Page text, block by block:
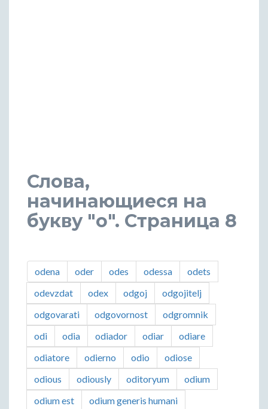
Слова,
начинающиеся на
букву "o". Страница 8
odena oder odes odessa
odets
odevzdat
odex odgoj
odgojitelj
odgovarati
odgovornost
odgromnik
odi
odia odiador odiar
odiare
odiatore
odierno odio
odiose
odious
odiously oditoryum
odium
odium est
odium generis humani